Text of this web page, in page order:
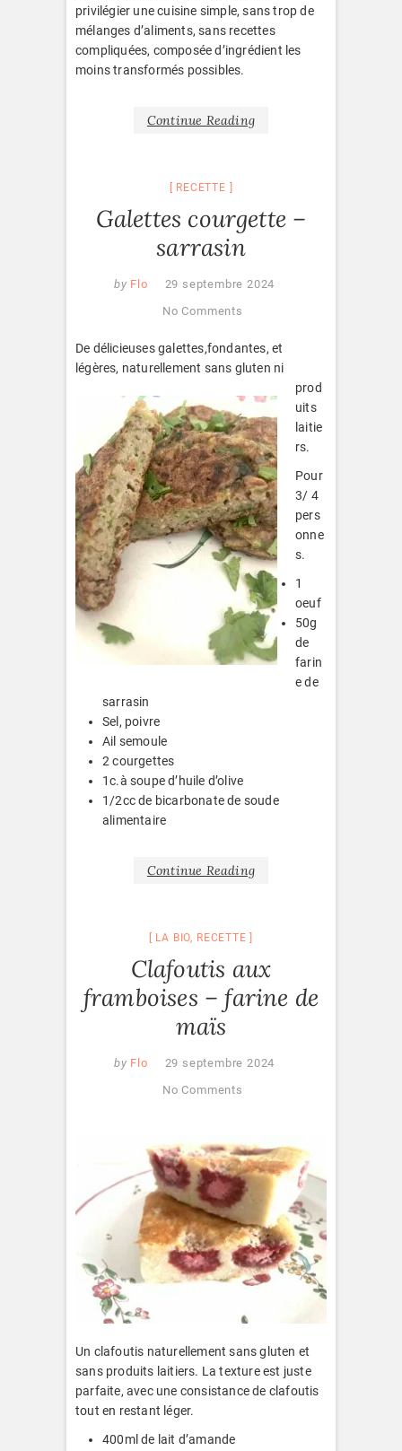
privilégier une cuisine simple, sans trop de
mélanges d’aliments, sans recettes
compliquées, composée d’ingrédient les
moins transformés possibles.
Continue Reading
RECETTE
Galettes courgette –
sarrasin
by Flo
29 septembre 2024
No Comments
De délicieuses galettes,fondantes, et
légères, naturellement sans gluten ni
prod
uits
laitie
rs.
Pour
3/ 4
pers
onne
s.
1
oeuf
50g
de
farin
e de
sarrasin
Sel, poivre
Ail semoule
2 courgettes
1c.à soupe d’huile d’olive
1/2cc de bicarbonate de soude
alimentaire
Continue Reading
LA BIO, RECETTE
Clafoutis aux
framboises – farine de
maïs
by Flo
29 septembre 2024
No Comments
Un clafoutis naturellement sans gluten et
sans produits laitiers. La texture est juste
parfaite, avec une consistance de clafoutis
tout en restant léger.
400ml de lait d’amande